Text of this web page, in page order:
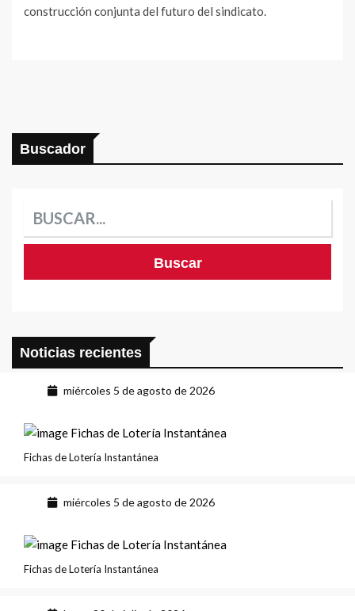
construcción conjunta del futuro del sindicato.
Buscador
Noticias recientes
miércoles 5 de agosto de 2026
Fichas de Lotería Instantánea
miércoles 5 de agosto de 2026
Fichas de Lotería Instantánea